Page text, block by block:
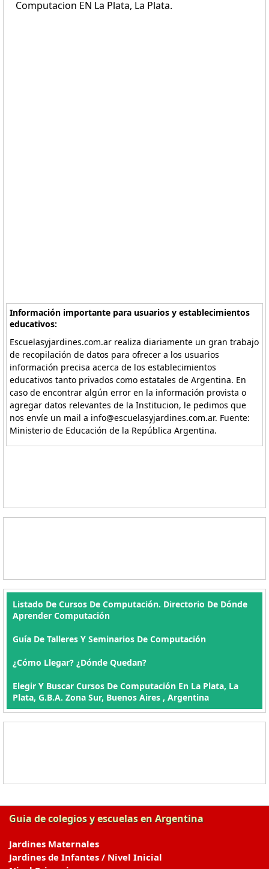
Computacion EN La Plata, La Plata.
Información importante para usuarios y establecimientos
educativos:
Escuelasyjardines.com.ar realiza diariamente un gran trabajo
de recopilación de datos para ofrecer a los usuarios
información precisa acerca de los establecimientos
educativos tanto privados como estatales de Argentina. En
caso de encontrar algún error en la información provista o
agregar datos relevantes de la Institucion, le pedimos que
nos envíe un mail a info@escuelasyjardines.com.ar. Fuente:
Ministerio de Educación de la República Argentina.
Listado De Cursos De Computación. Directorio De Dónde
Aprender Computación
Guía De Talleres Y Seminarios De Computación
¿Cómo Llegar? ¿Dónde Quedan?
Elegir Y Buscar Cursos De Computación En La Plata, La
Plata, G.B.A. Zona Sur, Buenos Aires , Argentina
Guia de colegios y escuelas en Argentina
Jardines Maternales
Jardines de Infantes / Nivel Inicial